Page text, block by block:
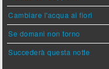
Cambiare l'acqua ai fiori
Se domani non torno
Succederà questa notte